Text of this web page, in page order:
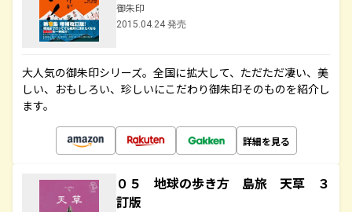
御朱印
2015.04.24 発売
大人気の御朱印シリーズ。全国に拡大して、ただただ凄い、美
しい、おもしろい、珍しいにこだわり御朱印そのものを紹介し
ます。
詳細を見る
０５ 地球の歩き方 島旅 天草 ３
訂版